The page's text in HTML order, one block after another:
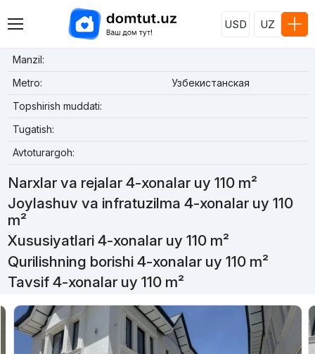
USD UZ
Manzil:
Metro:
Узбекистанская
Topshirish muddati:
Tugatish:
Avtoturargoh:
Narxlar va rejalar 4-xonalar uy 110 m²
Joylashuv va infratuzilma 4-xonalar uy 110
m²
Xususiyatlari 4-xonalar uy 110 m²
Qurilishning borishi 4-xonalar uy 110 m²
Tavsif 4-xonalar uy 110 m²